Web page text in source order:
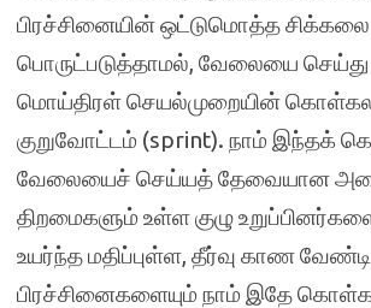
பிரச்சினையின் ஒட்டுமொத்த சிக்கலை
பொருட்படுத்தாமல், வேலையை செய்து
மொய்திரள் செயல்முறையின்
குறுவோட்டம் (sprint). நாம் இந்தக்
வேலையைச் செய்யத் தேவையான
திறமைகளும் உள்ள குழு
உயர்ந்த மதிப்புள்ள, தீர்வு காண
பிரச்சினைகளையும் நாம் இதே